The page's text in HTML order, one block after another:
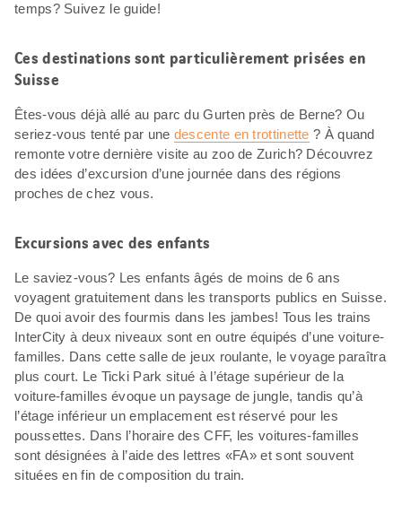
temps? Suivez le guide!
Ces destinations sont particulièrement prisées en
Suisse
Êtes-vous déjà allé au parc du Gurten près de Berne? Ou
seriez-vous tenté par une descente en trottinette ? À quand
remonte votre dernière visite au zoo de Zurich? Découvrez
des idées d’excursion d’une journée dans des régions
proches de chez vous.
Excursions avec des enfants
Le saviez-vous? Les enfants âgés de moins de 6 ans
voyagent gratuitement dans les transports publics en Suisse.
De quoi avoir des fourmis dans les jambes! Tous les trains
InterCity à deux niveaux sont en outre équipés d’une voiture-
familles. Dans cette salle de jeux roulante, le voyage paraîtra
plus court. Le Ticki Park situé à l’étage supérieur de la
voiture-familles évoque un paysage de jungle, tandis qu’à
l’étage inférieur un emplacement est réservé pour les
poussettes. Dans l’horaire des CFF, les voitures-familles
sont désignées à l’aide des lettres «FA» et sont souvent
situées en fin de composition du train.